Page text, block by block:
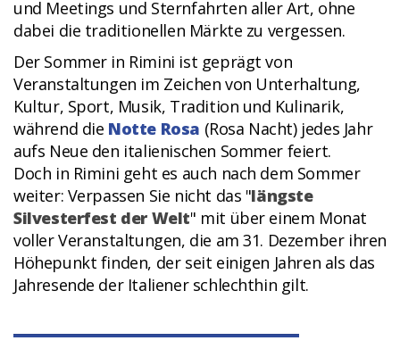
und Meetings und Sternfahrten aller Art, ohne
dabei die traditionellen Märkte zu vergessen.
Der Sommer in Rimini ist geprägt von
Veranstaltungen im Zeichen von Unterhaltung,
Kultur, Sport, Musik, Tradition und Kulinarik,
während die Notte Rosa (Rosa Nacht) jedes Jahr
aufs Neue den italienischen Sommer feiert.
Doch in Rimini geht es auch nach dem Sommer
weiter: Verpassen Sie nicht das "längste
Silvesterfest der Welt" mit über einem Monat
voller Veranstaltungen, die am 31. Dezember ihren
Höhepunkt finden, der seit einigen Jahren als das
Jahresende der Italiener schlechthin gilt.